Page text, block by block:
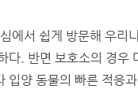
에서 쉽게 방문해 우리
다. 반면 보호소의 경우
입양 동물의 빠른 적응